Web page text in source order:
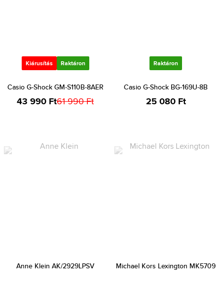
Kiárusítás Raktáron
Casio G-Shock GM-S110B-8AER
43 990 Ft61 990 Ft
Raktáron
Casio G-Shock BG-169U-8B
25 080 Ft
Anne Klein AK/2929LPSV Michael Kors Lexington MK5709